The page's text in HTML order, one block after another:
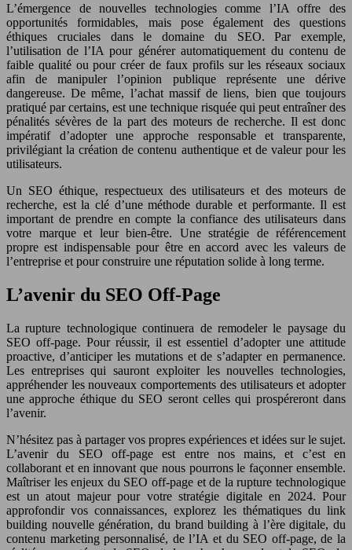
L’émergence de nouvelles technologies comme l’IA offre des
opportunités formidables, mais pose également des questions
éthiques cruciales dans le domaine du SEO. Par exemple,
l’utilisation de l’IA pour générer automatiquement du contenu de
faible qualité ou pour créer de faux profils sur les réseaux sociaux
afin de manipuler l’opinion publique représente une dérive
dangereuse. De même, l’achat massif de liens, bien que toujours
pratiqué par certains, est une technique risquée qui peut entraîner des
pénalités sévères de la part des moteurs de recherche. Il est donc
impératif d’adopter une approche responsable et transparente,
privilégiant la création de contenu authentique et de valeur pour les
utilisateurs.
Un SEO éthique, respectueux des utilisateurs et des moteurs de
recherche, est la clé d’une méthode durable et performante. Il est
important de prendre en compte la confiance des utilisateurs dans
votre marque et leur bien-être. Une stratégie de référencement
propre est indispensable pour être en accord avec les valeurs de
l’entreprise et pour construire une réputation solide à long terme.
L’avenir du SEO Off-Page
La rupture technologique continuera de remodeler le paysage du
SEO off-page. Pour réussir, il est essentiel d’adopter une attitude
proactive, d’anticiper les mutations et de s’adapter en permanence.
Les entreprises qui sauront exploiter les nouvelles technologies,
appréhender les nouveaux comportements des utilisateurs et adopter
une approche éthique du SEO seront celles qui prospéreront dans
l’avenir.
N’hésitez pas à partager vos propres expériences et idées sur le sujet.
L’avenir du SEO off-page est entre nos mains, et c’est en
collaborant et en innovant que nous pourrons le façonner ensemble.
Maîtriser les enjeux du SEO off-page et de la rupture technologique
est un atout majeur pour votre stratégie digitale en 2024. Pour
approfondir vos connaissances, explorez les thématiques du link
building nouvelle génération, du brand building à l’ère digitale, du
contenu marketing personnalisé, de l’IA et du SEO off-page, de la